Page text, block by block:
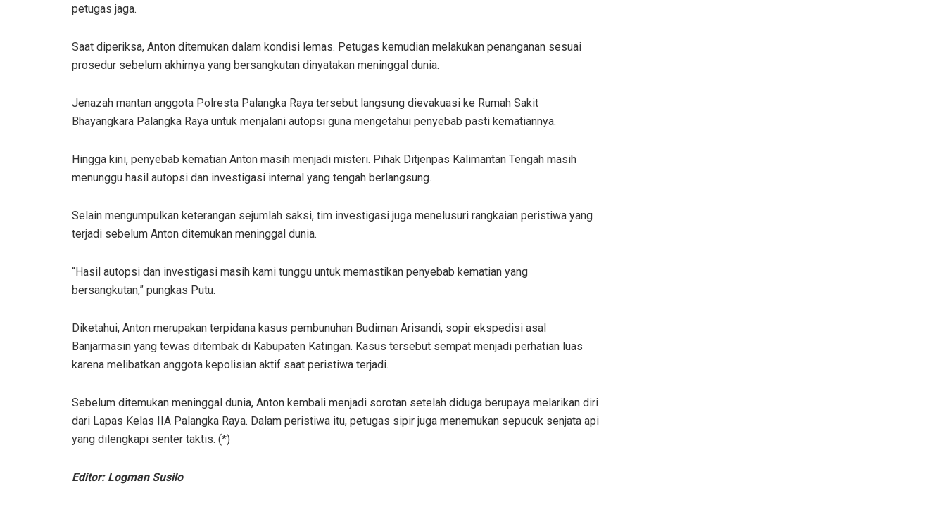
petugas jaga.
Saat diperiksa, Anton ditemukan dalam kondisi lemas. Petugas kemudian melakukan penanganan sesuai
prosedur sebelum akhirnya yang bersangkutan dinyatakan meninggal dunia.
Jenazah mantan anggota Polresta Palangka Raya tersebut langsung dievakuasi ke Rumah Sakit
Bhayangkara Palangka Raya untuk menjalani autopsi guna mengetahui penyebab pasti kematiannya.
Hingga kini, penyebab kematian Anton masih menjadi misteri. Pihak Ditjenpas Kalimantan Tengah masih
menunggu hasil autopsi dan investigasi internal yang tengah berlangsung.
Selain mengumpulkan keterangan sejumlah saksi, tim investigasi juga menelusuri rangkaian peristiwa yang
terjadi sebelum Anton ditemukan meninggal dunia.
“Hasil autopsi dan investigasi masih kami tunggu untuk memastikan penyebab kematian yang
bersangkutan,” pungkas Putu.
Diketahui, Anton merupakan terpidana kasus pembunuhan Budiman Arisandi, sopir ekspedisi asal
Banjarmasin yang tewas ditembak di Kabupaten Katingan. Kasus tersebut sempat menjadi perhatian luas
karena melibatkan anggota kepolisian aktif saat peristiwa terjadi.
Sebelum ditemukan meninggal dunia, Anton kembali menjadi sorotan setelah diduga berupaya melarikan diri
dari Lapas Kelas IIA Palangka Raya. Dalam peristiwa itu, petugas sipir juga menemukan sepucuk senjata api
yang dilengkapi senter taktis. (*)
Editor: Logman Susilo